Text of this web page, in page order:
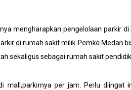
mengharapkan pengelolaan parkir di
di rumah sakit milik Pemko Medan
sekaligus sebagai rumah sakit
mall,parkirnya per jam. Perlu diingat